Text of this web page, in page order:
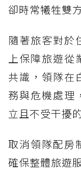
卻時常犧牲雙
隨著旅客對於
上保障旅遊從
共識，領隊在
務與危機處理
立且不受干擾
取消領隊配房
確保整體旅遊